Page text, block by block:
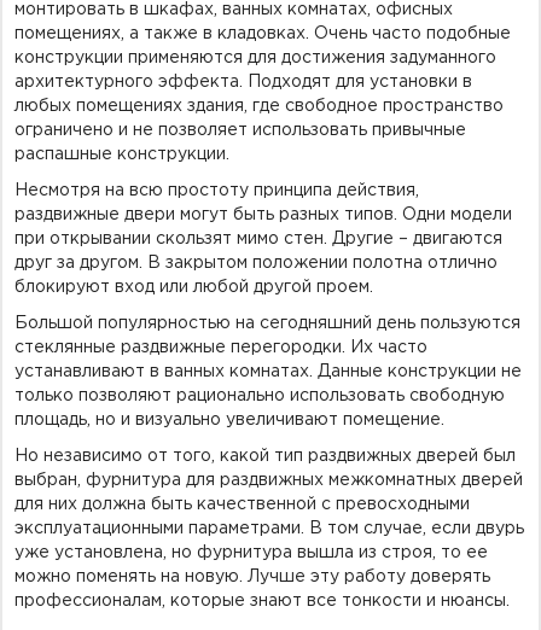
монтировать в шкафах, ванных комнатах, офисных
помещениях, а также в кладовках. Очень часто подобные
конструкции применяются для достижения задуманного
архитектурного эффекта. Подходят для установки в
любых помещениях здания, где свободное пространство
ограничено и не позволяет использовать привычные
распашные конструкции.
Несмотря на всю простоту принципа действия,
раздвижные двери могут быть разных типов. Одни модели
при открывании скользят мимо стен. Другие – двигаются
друг за другом. В закрытом положении полотна отлично
блокируют вход или любой другой проем.
Большой популярностью на сегодняшний день пользуются
стеклянные раздвижные перегородки. Их часто
устанавливают в ванных комнатах. Данные конструкции не
только позволяют рационально использовать свободную
площадь, но и визуально увеличивают помещение.
Но независимо от того, какой тип раздвижных дверей был
выбран, фурнитура для раздвижных межкомнатных дверей
для них должна быть качественной с превосходными
эксплуатационными параметрами. В том случае, если двурь
уже установлена, но фурнитура вышла из строя, то ее
можно поменять на новую. Лучше эту работу доверять
профессионалам, которые знают все тонкости и нюансы.